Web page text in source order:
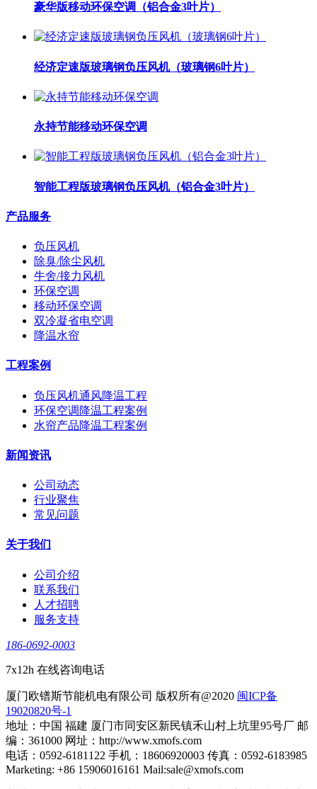
豪华版移动环保空调（铝合金3叶片）
经济定速版玻璃钢负压风机（玻璃钢6叶片）
永持节能移动环保空调
智能工程版玻璃钢负压风机（铝合金3叶片）
产品服务
负压风机
除臭/除尘风机
牛舍/接力风机
环保空调
移动环保空调
双冷凝省电空调
降温水帘
工程案例
负压风机通风降温工程
环保空调降温工程案例
水帘产品降温工程案例
新闻资讯
公司动态
行业聚焦
常见问题
关于我们
公司介绍
联系我们
人才招聘
服务支持
186-0692-0003
7x12h 在线咨询电话
厦门欧镨斯节能机电有限公司 版权所有@2020 闽ICP备
19020820号-1
地址：中国 福建 厦门市同安区新民镇禾山村上坑里95号厂 邮
编：361000 网址：http://www.xmofs.com
电话：0592-6181122 手机：18606920003 传真：0592-6183985
Marketing: +86 15906016161 Mail:sale@xmofs.com